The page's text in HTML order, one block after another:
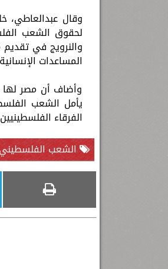
وقال عبدالعاطي،
لحقوق الشعب
والنرويج في
المساعدات
وأضاف أن مصر لها
يأمل الشعب
الفرقاء
الشعب